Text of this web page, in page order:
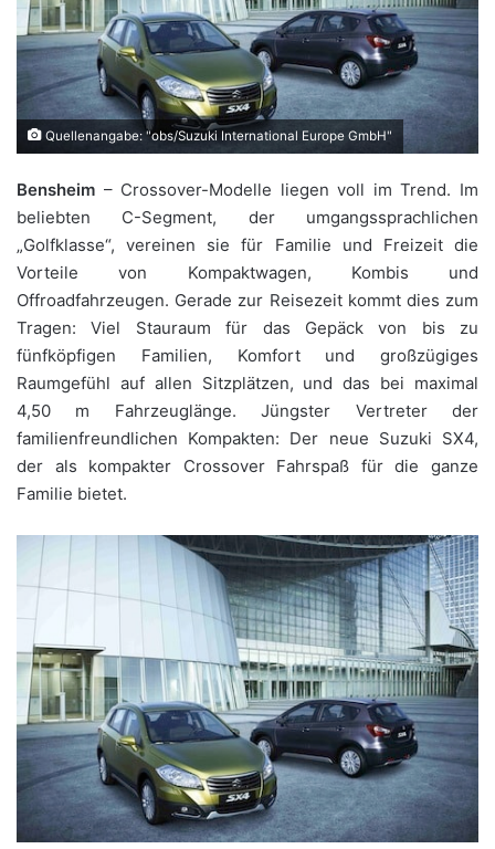
Quellenangabe: "obs/Suzuki International Europe GmbH"
Bensheim – Crossover-Modelle liegen voll im Trend. Im
beliebten C-Segment, der umgangssprachlichen
„Golfklasse“, vereinen sie für Familie und Freizeit die
Vorteile von Kompaktwagen, Kombis und
Offroadfahrzeugen. Gerade zur Reisezeit kommt dies zum
Tragen: Viel Stauraum für das Gepäck von bis zu
fünfköpfigen Familien, Komfort und großzügiges
Raumgefühl auf allen Sitzplätzen, und das bei maximal
4,50 m Fahrzeuglänge. Jüngster Vertreter der
familienfreundlichen Kompakten: Der neue Suzuki SX4,
der als kompakter Crossover Fahrspaß für die ganze
Familie bietet.